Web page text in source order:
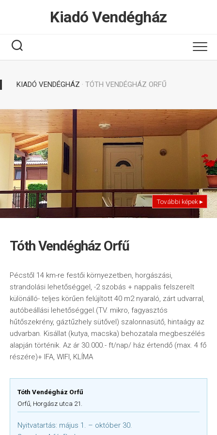
Kiadó Vendégház
KIADÓ VENDÉGHÁZ · TÓTH VENDÉGHÁZ ORFŰ
További képek ▸
Tóth Vendégház Orfű
Pécstől 14 km-re festői környezetben, horgászási,
strandolási lehetőséggel, -2 szobás + nappalis felszerelt
különálló- teljes körűen felújított 40 m2 nyaraló, zárt udvarral,
autóbeállási lehetőséggel.(TV. mikro, fagyasztós
hűtőszekrény, gáztűzhely sütővel) szalonnasütő, hintaágy az
udvarban. Kisállat (kutya, macska) behozatala megbeszélés
alapján történik. Az ár 30.000.- ft/nap/ ház értendő (max. 4 fő
részére)+ IFA, WIFI, KLÍMA
Tóth Vendégház Orfű
Orfű, Horgász utca 21.
Nyitvatartás: május 1. – október 30.